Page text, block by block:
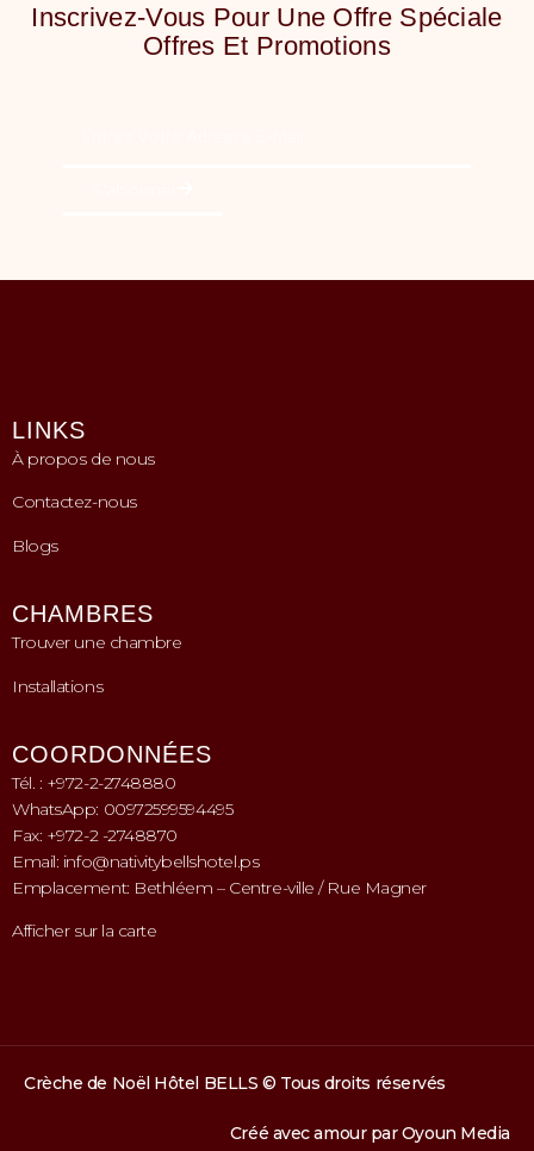
Inscrivez-Vous Pour Une Offre Spéciale
Offres Et Promotions
LINKS
À propos de nous
Contactez-nous
Blogs
CHAMBRES
Trouver une chambre
Installations
COORDONNÉES
Tél. : +972-2-2748880
WhatsApp: 00972599594495
Fax: +972-2 -2748870
Email: info@nativitybellshotel.ps
Emplacement: Bethléem – Centre-ville / Rue Magner
Afficher sur la carte
Crèche de Noël Hôtel BELLS © Tous droits réservés
Créé avec amour parOyoun Media